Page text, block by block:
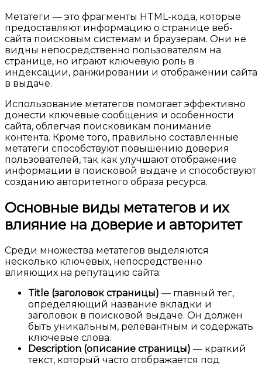
Метатеги — это фрагменты HTML-кода, которые
предоставляют информацию о странице веб-
сайта поисковым системам и браузерам. Они не
видны непосредственно пользователям на
странице, но играют ключевую роль в
индексации, ранжировании и отображении сайта
в выдаче.
Использование метатегов помогает эффективно
донести ключевые сообщения и особенности
сайта, облегчая поисковикам понимание
контента. Кроме того, правильно составленные
метатеги способствуют повышению доверия
пользователей, так как улучшают отображение
информации в поисковой выдаче и способствуют
созданию авторитетного образа ресурса.
Основные виды метатегов и их
влияние на доверие и авторитет
Среди множества метатегов выделяются
несколько ключевых, непосредственно
влияющих на репутацию сайта:
Title (заголовок страницы) — главный тег,
определяющий название вкладки и
заголовок в поисковой выдаче. Он должен
быть уникальным, релевантным и содержать
ключевые слова.
Description (описание страницы) — краткий
текст, который часто отображается под